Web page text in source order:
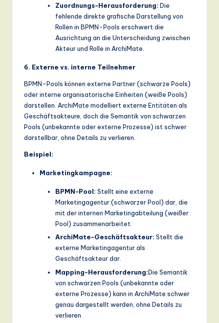
Zuordnungs-Herausforderung: Die
fehlende direkte grafische Darstellung von
Rollen in BPMN-Pools erschwert die
Ausrichtung an die Unterscheidung zwischen
Akteur und Rolle in ArchiMate.
6. Externe vs. interne Teilnehmer
BPMN-Pools können externe Partner (schwarze Pools)
oder interne organisatorische Einheiten (weiße Pools)
darstellen. ArchiMate modelliert externe Entitäten als
Geschäftsakteure, doch die Semantik von schwarzen
Pools (unbekannte oder externe Prozesse) ist schwer
darstellbar, ohne Details zu verlieren.
Beispiel:
Marketingkampagne:
BPMN-Pool: Stellt eine externe
Marketingagentur (schwarzer Pool) dar, die
mit der internen Marketingabteilung (weißer
Pool) zusammenarbeitet.
ArchiMate-Geschäftsakteur: Stellt die
externe Marketingagentur als
Geschäftsakteur dar.
Mapping-Herausforderung:Die Semantik
von schwarzen Pools (unbekannte oder
externe Prozesse) kann in ArchiMate schwer
genau dargestellt werden, ohne Details zu
verlieren.